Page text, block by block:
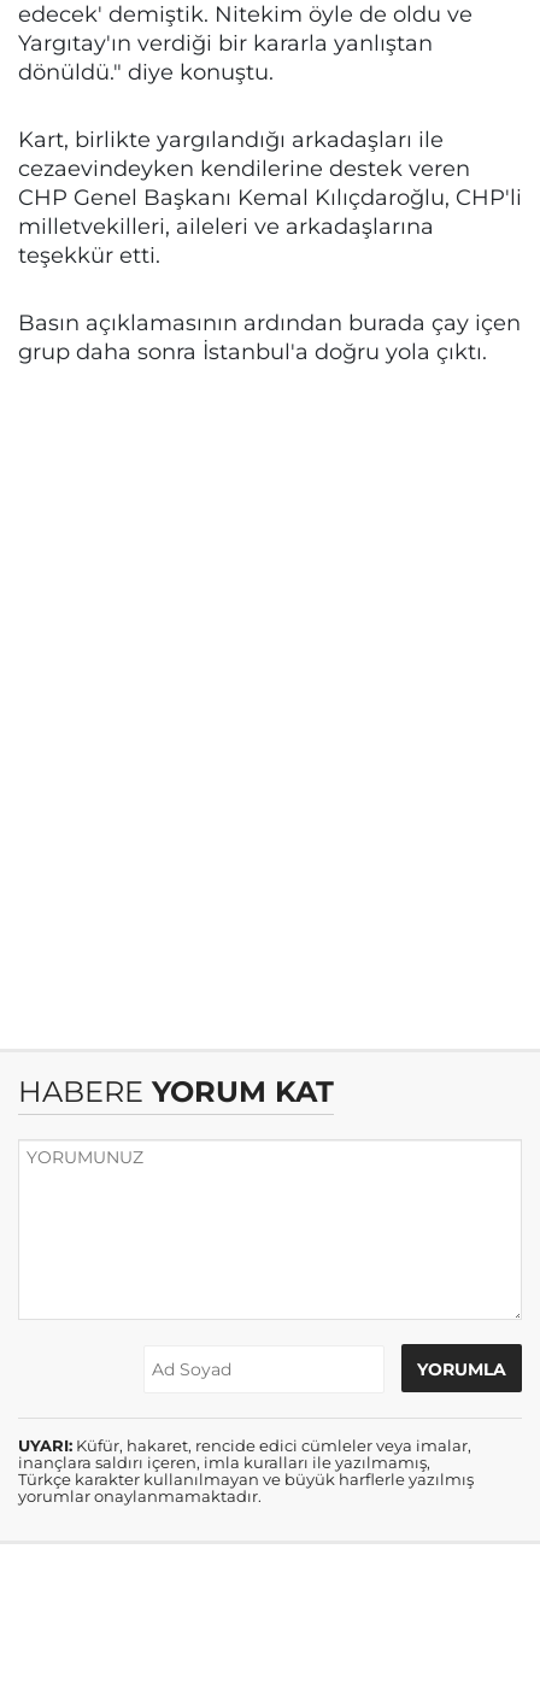
edecek' demiştik. Nitekim öyle de oldu ve
Yargıtay'ın verdiği bir kararla yanlıştan
dönüldü." diye konuştu.
Kart, birlikte yargılandığı arkadaşları ile
cezaevindeyken kendilerine destek veren
CHP Genel Başkanı Kemal Kılıçdaroğlu, CHP'li
milletvekilleri, aileleri ve arkadaşlarına
teşekkür etti.
Basın açıklamasının ardından burada çay içen
grup daha sonra İstanbul'a doğru yola çıktı.
HABERE YORUM KAT
UYARI: Küfür, hakaret, rencide edici cümleler veya imalar,
inançlara saldırı içeren, imla kuralları ile yazılmamış,
Türkçe karakter kullanılmayan ve büyük harflerle yazılmış
yorumlar onaylanmamaktadır.